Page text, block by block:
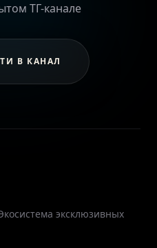
ТГ-канале
В КАНАЛ
эксклюзивных